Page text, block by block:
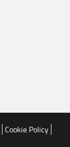
Cookie Policy